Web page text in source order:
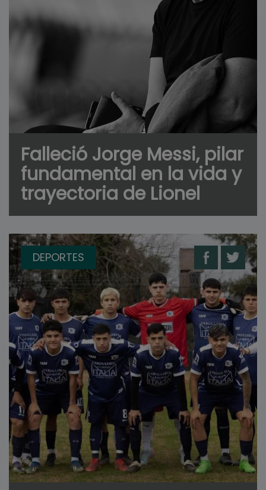
Falleció Jorge Messi, pilar
fundamental en la vida y
trayectoria de Lionel
DEPORTES